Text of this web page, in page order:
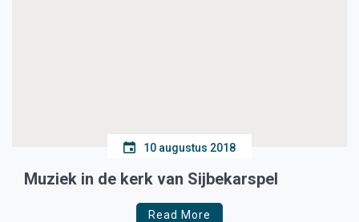
10 augustus 2018
Muziek in de kerk van Sijbekarspel
Read More